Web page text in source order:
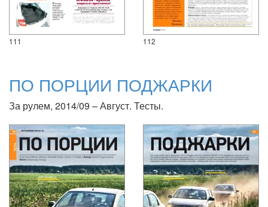
111 112
ПО ПОРЦИИ ПОДЖАРКИ
За рулем, 2014/09 – Август. Тесты.